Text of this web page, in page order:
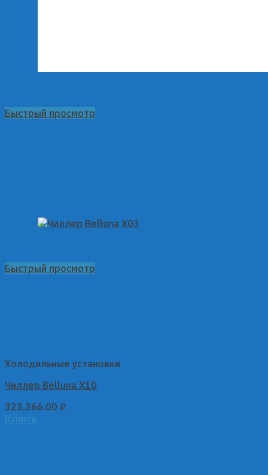
Быстрый просмотр
Быстрый просмотр
Холодильные установки
Чиллер Belluna X10
323,366.00 ₽
Купить